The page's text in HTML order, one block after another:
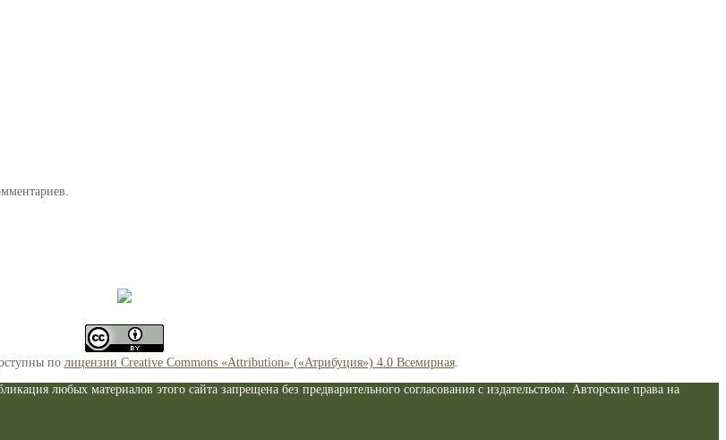
по лицензии Creative Commons «Attribution» («Атрибуция») 4.0 Всемирная.
любых материалов этого сайта запрещена без предварительного согласования с издательством. Авторские права на